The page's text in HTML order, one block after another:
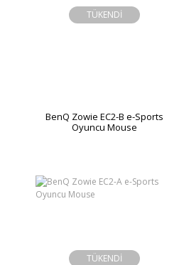
TÜKENDİ
BenQ Zowie EC2-B e-Sports
Oyuncu Mouse
TÜKENDİ